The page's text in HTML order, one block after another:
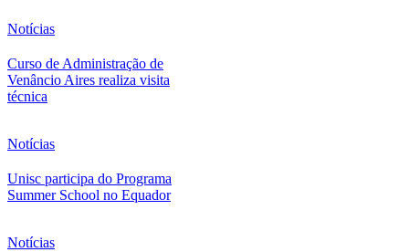
Notícias
Curso de Administração de
Venâncio Aires realiza visita
técnica
Notícias
Unisc participa do Programa
Summer School no Equador
Notícias